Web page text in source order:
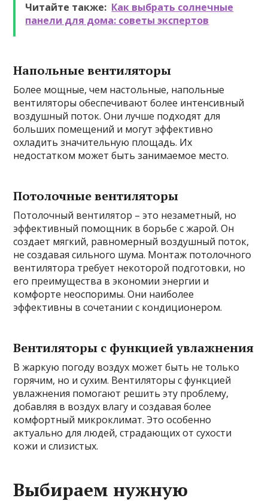
Читайте также: Как выбрать солнечные
панели для дома: советы экспертов
Напольные вентиляторы
Более мощные, чем настольные, напольные
вентиляторы обеспечивают более интенсивный
воздушный поток. Они лучше подходят для
больших помещений и могут эффективно
охладить значительную площадь. Их
недостатком может быть занимаемое место.
Потолочные вентиляторы
Потолочный вентилятор – это незаметный, но
эффективный помощник в борьбе с жарой. Он
создает мягкий, равномерный воздушный поток,
не создавая сильного шума. Монтаж потолочного
вентилятора требует некоторой подготовки, но
его преимущества в экономии энергии и
комфорте неоспоримы. Они наиболее
эффективны в сочетании с кондиционером.
Вентиляторы с функцией увлажнения
В жаркую погоду воздух может быть не только
горячим, но и сухим. Вентиляторы с функцией
увлажнения помогают решить эту проблему,
добавляя в воздух влагу и создавая более
комфортный микроклимат. Это особенно
актуально для людей, страдающих от сухости
кожи и слизистых.
Выбираем нужную